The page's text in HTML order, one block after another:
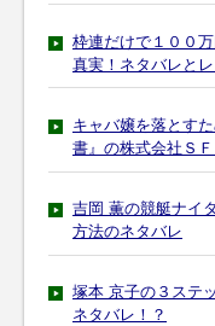
枠連だけで１００
真実！ネタバレと
キャバ嬢を落とす
書』の株式会社Ｓ
吉岡 薫の競艇ナイ
方法のネタバレ
塚本 京子の３ステ
ネタバレ！？